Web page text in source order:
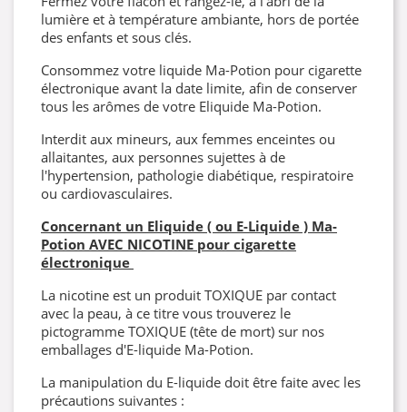
lumière et à température ambiante, hors de portée
des enfants et sous clés.
Consommez votre liquide Ma-Potion pour cigarette
électronique avant la date limite, afin de conserver
tous les arômes de votre Eliquide Ma-Potion.
Interdit aux mineurs, aux femmes enceintes ou
allaitantes, aux personnes sujettes à de
l'hypertension, pathologie diabétique, respiratoire
ou cardiovasculaires.
Concernant un Eliquide ( ou E-Liquide ) Ma-
Potion AVEC NICOTINE pour cigarette
électronique
La nicotine est un produit TOXIQUE par contact
avec la peau, à ce titre vous trouverez le
pictogramme TOXIQUE (tête de mort) sur nos
emballages d'E-liquide Ma-Potion.
La manipulation du E-liquide doit être faite avec les
précautions suivantes :